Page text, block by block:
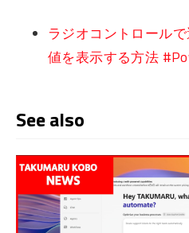
ラジオコントロール
値を表示する方法
See also